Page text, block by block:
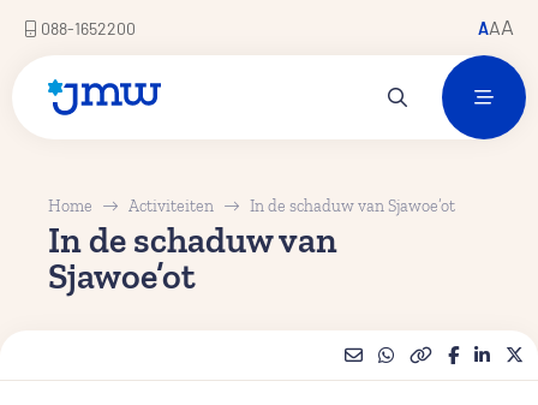
088-1652200 AAA
Home Activiteiten In de schaduw van Sjawoe’ot
In de schaduw van
Sjawoe’ot